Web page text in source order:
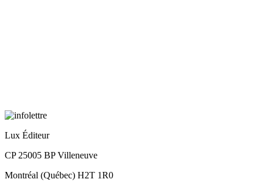
Lux Éditeur
CP 25005 BP Villeneuve
Montréal (Québec) H2T 1R0